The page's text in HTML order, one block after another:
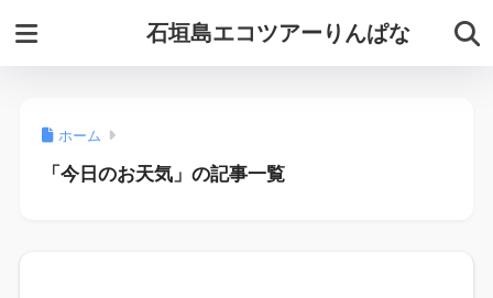
石垣島エコツアーりんぱな
ホーム
「今日のお天気」の記事一覧